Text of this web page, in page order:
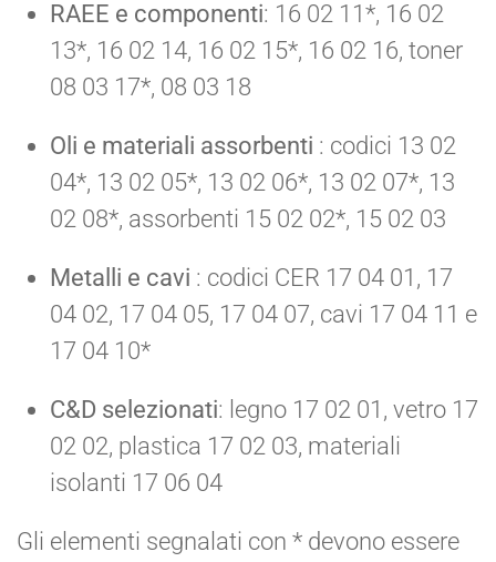
RAEE e componenti: 16 02 11*, 16 02
13*, 16 02 14, 16 02 15*, 16 02 16, toner
08 03 17*, 08 03 18
Oli e materiali assorbenti : codici 13 02
04*, 13 02 05*, 13 02 06*, 13 02 07*, 13
02 08*, assorbenti 15 02 02*, 15 02 03
Metalli e cavi : codici CER 17 04 01, 17
04 02, 17 04 05, 17 04 07, cavi 17 04 11 e
17 04 10*
C&D selezionati: legno 17 02 01, vetro 17
02 02, plastica 17 02 03, materiali
isolanti 17 06 04
Gli elementi segnalati con * devono essere